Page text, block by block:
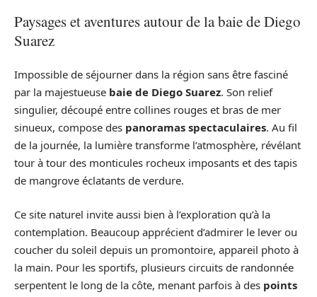
Paysages et aventures autour de la baie de Diego
Suarez
Impossible de séjourner dans la région sans être fasciné
par la majestueuse baie de Diego Suarez. Son relief
singulier, découpé entre collines rouges et bras de mer
sinueux, compose des panoramas spectaculaires. Au fil
de la journée, la lumière transforme l’atmosphère, révélant
tour à tour des monticules rocheux imposants et des tapis
de mangrove éclatants de verdure.
Ce site naturel invite aussi bien à l’exploration qu’à la
contemplation. Beaucoup apprécient d’admirer le lever ou
coucher du soleil depuis un promontoire, appareil photo à
la main. Pour les sportifs, plusieurs circuits de randonnée
serpentent le long de la côte, menant parfois à des points